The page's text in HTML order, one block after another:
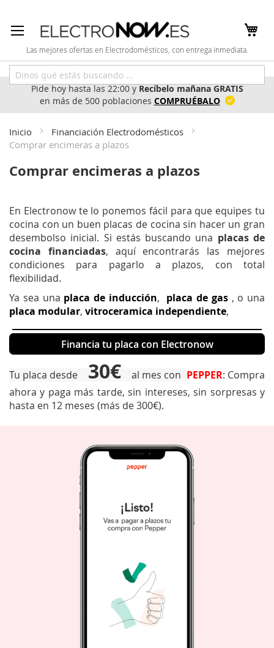
al
contenido
Las mejores ofertas en Electrodomésticos, con entrega inmediata.
Pide hoy hasta las 22:00 yRecíbelo mañana GRATIS
en más de 500 poblaciones COMPRUÉBALO
Inicio
Financiación Electrodomésticos
Comprar encimeras a plazos
Comprar encimeras a plazos
En Electronow te lo ponemos fácil para que equipes tu
cocina con un buen placas de cocina sin hacer un gran
desembolso inicial. Si estás buscando una placas de
cocina financiadas, aquí encontrarás las mejores
condiciones para pagarlo a plazos, con total
flexibilidad.
Ya sea una placa de inducción, placa de gas , o una
placa modular, vitroceramica independiente,
Financia tu placa con Electronow
Tu placa desde 30€ al mes con PEPPER: Compra
ahora y paga más tarde, sin intereses, sin sorpresas y
hasta en 12 meses (más de 300€).